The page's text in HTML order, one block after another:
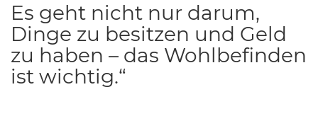
Es geht nicht nur darum,
Dinge zu besitzen und Geld
zu haben – das Wohlbefinden
ist wichtig.“